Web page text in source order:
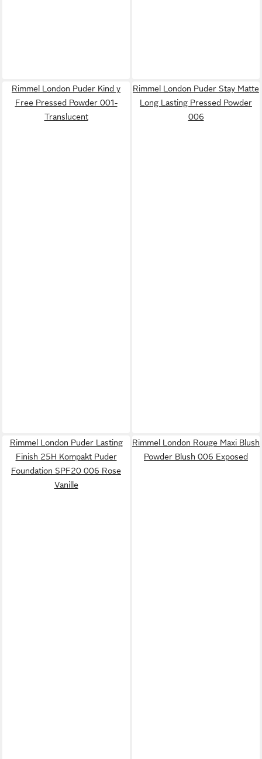
Rimmel London Puder Kind y
Free Pressed Powder 001-
Translucent
Rimmel London Puder Stay Matte
Long Lasting Pressed Powder
006
Rimmel London Puder Lasting
Finish 25H Kompakt Puder
Foundation SPF20 006 Rose
Vanille
Rimmel London Rouge Maxi Blush
Powder Blush 006 Exposed